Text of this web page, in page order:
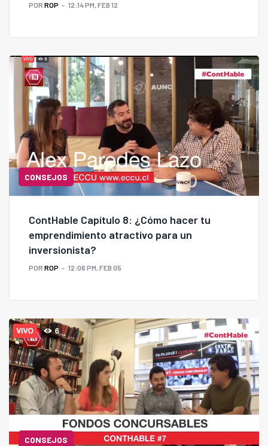
POR ROP 12:14 PM, FEB 12
CONSEJOS
ContHable Capítulo 8: ¿Cómo hacer tu
emprendimiento atractivo para un
inversionista?
POR ROP 12:06 PM, FEB 05
CONSEJOS